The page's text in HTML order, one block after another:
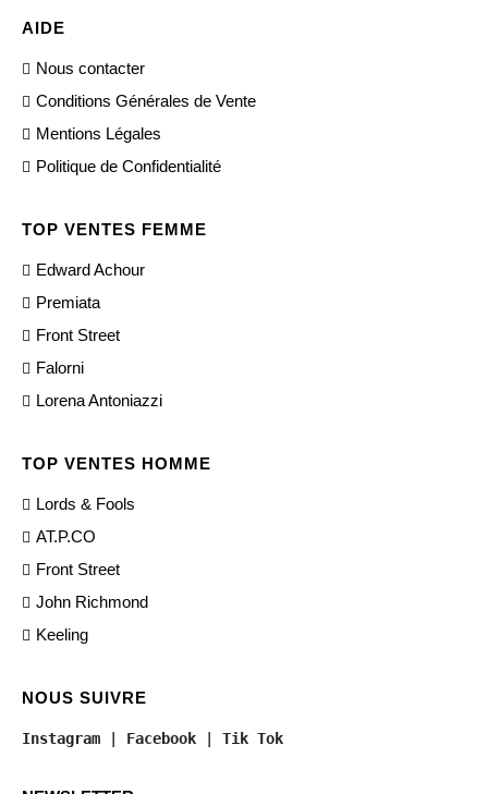
AIDE
Nous contacter
Conditions Générales de Vente
Mentions Légales
Politique de Confidentialité
TOP VENTES FEMME
Edward Achour
Premiata
Front Street
Falorni
Lorena Antoniazzi
TOP VENTES HOMME
Lords & Fools
AT.P.CO
Front Street
John Richmond
Keeling
NOUS SUIVRE
Instagram | Facebook | Tik Tok